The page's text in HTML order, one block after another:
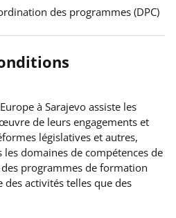
des programmes (DPC)
à Sarajevo assiste les
uvre de leurs engagements et
législatives et autres,
domaines de compétences de
programmes de formation
des activités telles que des